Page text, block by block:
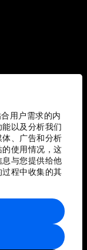
用户需求的内
以及分析我们
、广告和分析
使用情况，这
与您提供给他
程中收集的其